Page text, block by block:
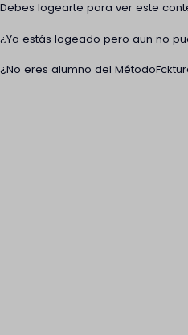
Debes logearte para ver este
¿Ya estás logeado pero aun no
¿No eres alumno del